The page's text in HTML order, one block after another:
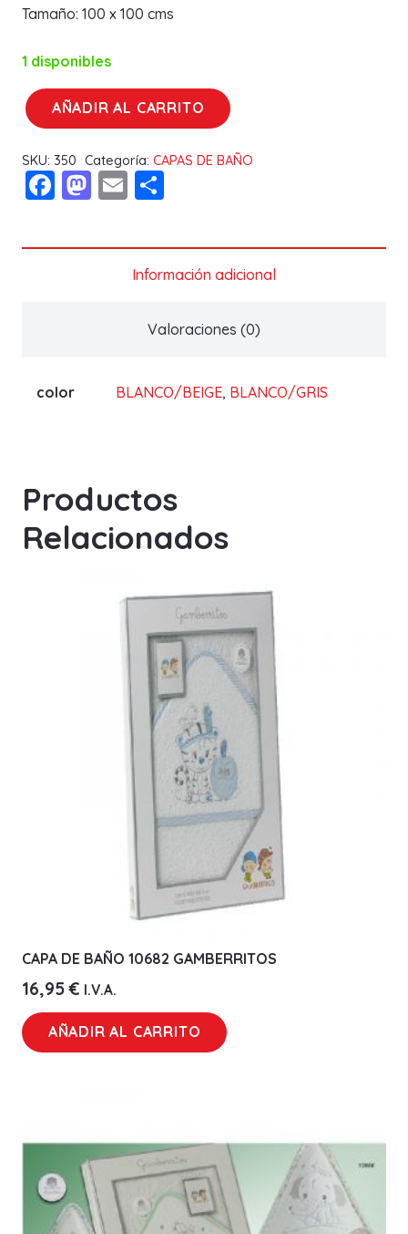
Tamaño: 100 x 100 cms
1 disponibles
CAPA
BAÑO
ESTRELLAS10668
cantidad
AÑADIR AL CARRITO
SKU: 350 Categoría: CAPAS DE BAÑO
Facebook
Mastodon
Email
Información adicional
Valoraciones (0)
color BLANCO/BEIGE, BLANCO/GRIS
Productos
Relacionados
CAPA DE BAÑO 10682 GAMBERRITOS
16,95€ I.V.A.
AÑADIR AL CARRITO